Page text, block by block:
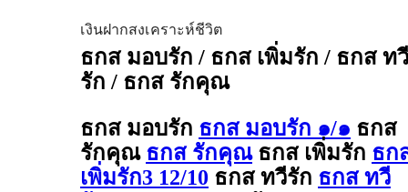
เงินฝากสงเคราะห์ชีวิต
ธกส มอบรัก / ธกส เพิ่มรัก / ธกส ทวี
รัก / ธกส รักคุณ
ธกส มอบรัก ธกส มอบรัก ๑/๑ ธกส
รักคุณ ธกส รักคุณ ธกส เพิ่มรัก ธก
เพิ่มรัก3 12/10 ธกส ทวีรัก ธกส ทวี